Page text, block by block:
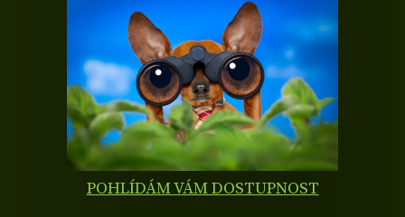
POHLÍDÁM VÁM DOSTUPNOST